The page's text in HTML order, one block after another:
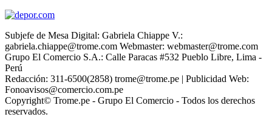
Subjefe de Mesa Digital: Gabriela Chiappe V.:
gabriela.chiappe@trome.com Webmaster: webmaster@trome.com
Grupo El Comercio S.A.: Calle Paracas #532 Pueblo Libre, Lima -
Perú
Redacción: 311-6500(2858) trome@trome.pe | Publicidad Web:
Fonoavisos@comercio.com.pe
Copyright© Trome.pe - Grupo El Comercio - Todos los derechos
reservados.